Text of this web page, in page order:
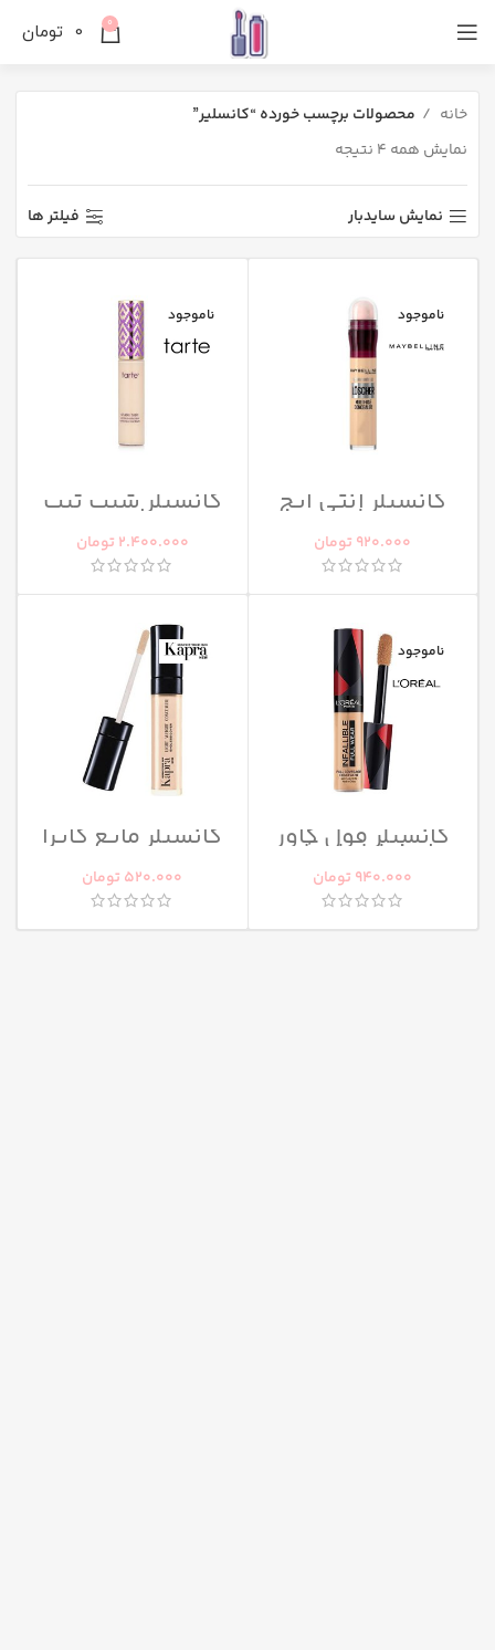
0
0 تومان
خانه
محصولات برچسب خورده “کانسلیر”
نمایش همه 4 نتیجه
نمایش سایدبار فیلتر ها
ناموجود
کانسیلر آنتی ایج
میبلین
920.000 تومان
ناموجود
کانسیلر شیپ تیپ
تارت
2.400.000 تومان
ناموجود
کانسیلر فول کاور
اینفیلبل لورآل
940.000 تومان
کانسیلر مایع کاپرا
520.000 تومان